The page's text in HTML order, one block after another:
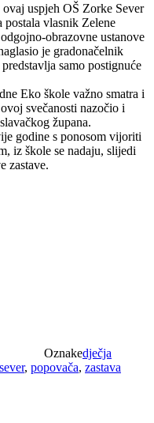
uspjeh OŠ Zorke Sever
vlasnik Zelene
obrazovne ustanove
je gradonačelnik
samo postignuće
Eko škole važno smatra i
svečanosti nazočio i
župana.
godine s ponosom vijoriti
iz škole se nadaju, slijedi
zastave.
Oznakedječja
, popovača, zastava